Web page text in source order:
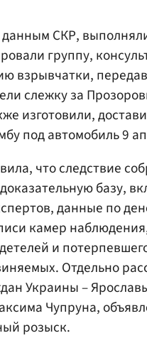
СКР,
группу,
взрывчатки,
слежку за
изготовили,
под автомобиль 9
что следствие
базу,
данные по
камер
и
Отдельно
Украины –
Чупруна,
розыск.